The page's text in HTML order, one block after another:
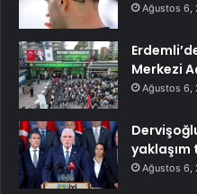
Ağustos 6,
Merkezi
Ağustos 6,
Ağustos 6,